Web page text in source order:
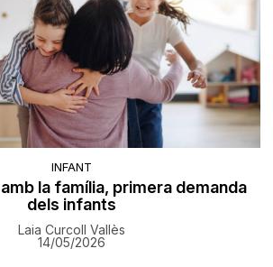
INFANT
la família, primera demanda
dels infants
Laia Curcoll Vallès
14/05/2026